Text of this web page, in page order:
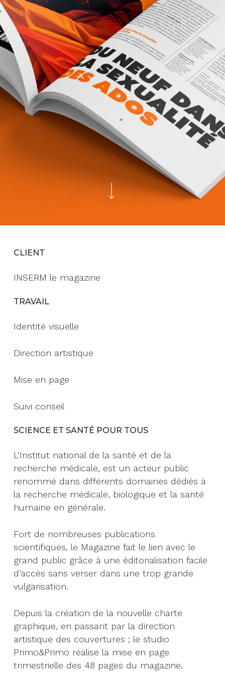
CLIENT
INSERM le magazine
TRAVAIL
Identité visuelle
Direction artistique
Mise en page
Suivi conseil
SCIENCE ET SANTÉ POUR TOUS
L’Institut national de la santé et de la
recherche médicale, est un acteur public
renommé dans différents domaines dédiés à
la recherche médicale, biologique et la santé
humaine en générale.
Fort de nombreuses publications
scientifiques, le Magazine fait le lien avec le
grand public grâce à une éditorialisation facile
d’accès sans verser dans une trop grande
vulgarisation.
Depuis la création de la nouvelle charte
graphique, en passant par la direction
artistique des couvertures ; le studio
Primo&Primo réalise la mise en page
trimestrielle des 48 pages du magazine.